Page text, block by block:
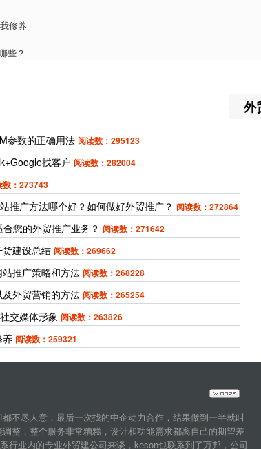
修养
些？
外
参数的正确用法 阅读数：295123
找客户 阅读数：282004
数：273743
推广方法哪个好？如何做好外贸推广？ 阅读数：272864
您的外贸推广业务？ 阅读数：271642
建设总结 阅读数：269662
推广策略和方法 阅读数：268228
外贸营销的方法 阅读数：265254
交媒体形象 阅读数：263826
养 阅读数：259321
不尽人意，最后一次找的中企动力合作，结果做到一半就叫
整，整个服务非常糟糕，设计和功能需求都离自己的期望差
行业内的专业外贸建公司来谈，keson也联系到了万邦，公司